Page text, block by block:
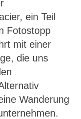
ein Teil
Fotostopp
mit einer
die uns
Wanderung